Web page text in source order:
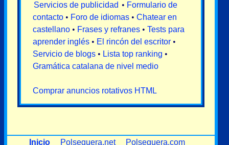
Servicios de publicidad • Formulario de
contacto • Foro de idiomas • Chatear en
castellano • Frases y refranes • Tests para
aprender inglés • El rincón del escritor •
Servicio de blogs • Lista top ranking •
Gramática catalana de nivel medio
Comprar anuncios rotativos HTML
Inicio Polseguera.net Polseguera.com